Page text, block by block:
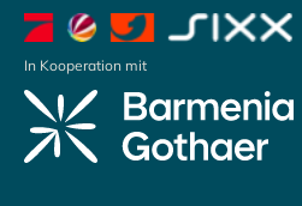
In Kooperation mit